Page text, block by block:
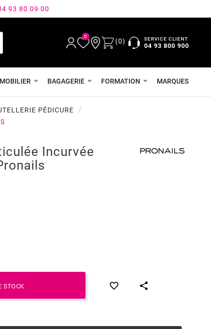
93 80 09 00
0
(0) SERVICE CLIENT
04 93 800 900
MOBILIER BAGAGERIE FORMATION MARQUES
PÉDICURE
Incurvée
STOCK  